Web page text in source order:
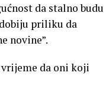
da stalno budu
priliku da
novine”.
da oni koji